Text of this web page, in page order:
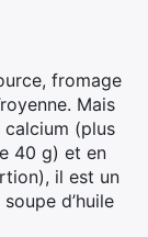
fromage
Mais
calcium (plus
40 g) et en
il est un
d’huile